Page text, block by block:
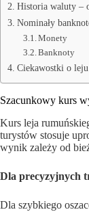
Historia waluty –
Nominały
Monety
Banknoty
Ciekawostki o
Szacunkowy kurs
Kurs leja
turystów stosuje
wynik zależy od
Dla precyzyjnych
Dla szybkiego